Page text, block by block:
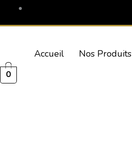
Aller
au
Accueil Nos Produits
0
de
8.40 €